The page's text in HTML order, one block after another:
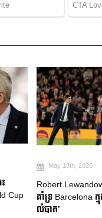
Cup
May 18th, 2026
Robert
គាំទ្រ Barcelona ក្
លំបាក”